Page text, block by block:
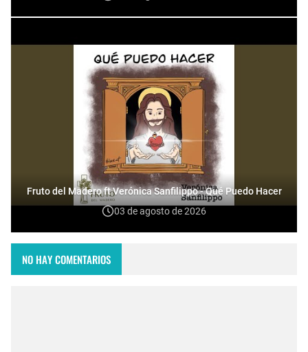
Fruto del Madero ft Verónica Sanfilippo - Qué Puedo Hacer
03 de agosto de 2026
NO HAY COMENTARIOS